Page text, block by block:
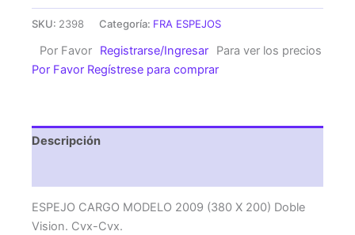
(380
X
Vision.
Cvx-
cantidad
SKU: 2398 Categoría: FRA ESPEJOS
Por Favor Registrarse/Ingresar
Para ver los precios
Por Favor Regístrese para comprar
Descripción
ESPEJO CARGO MODELO 2009 (380 X 200) Doble
Vision. Cvx-Cvx.